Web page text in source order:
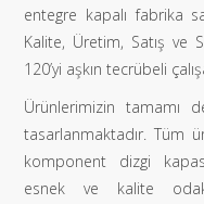
entegre kapalı fabrika
Kalite, Üretim, Satış ve
120’yi aşkın tecrübeli
Ürünlerimizin tamamı
tasarlanmaktadır. Tüm
komponent dizgi
esnek ve kalite